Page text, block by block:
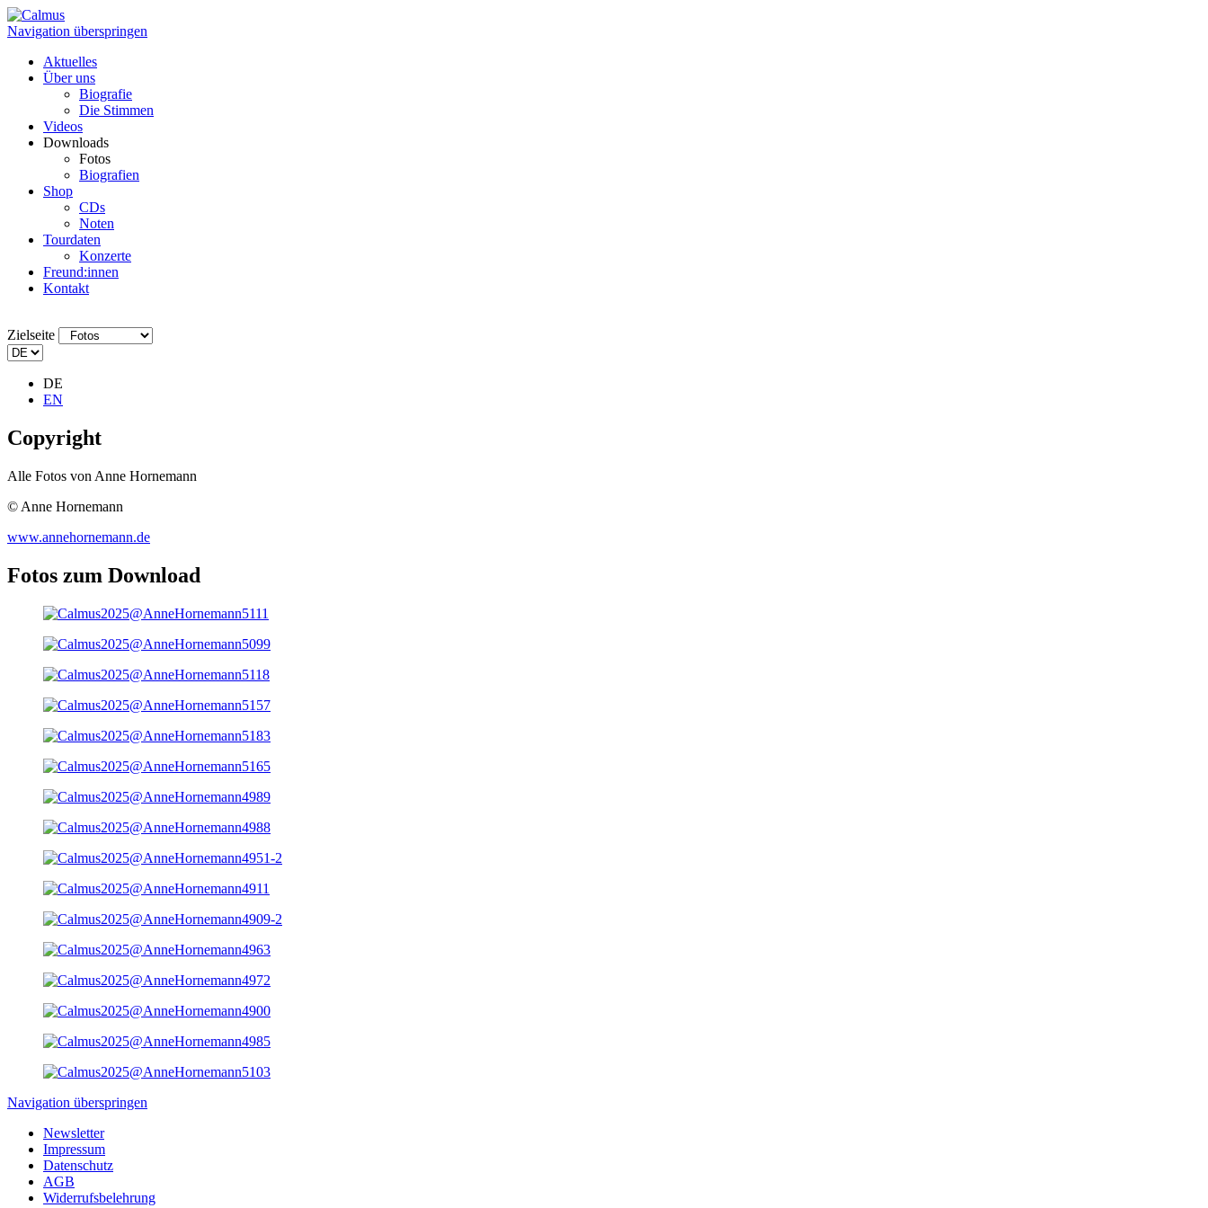
Navigation überspringen
Aktuelles
Über uns
Biografie
Die Stimmen
Videos
Downloads
Fotos
Biografien
Shop
CDs
Noten
Tourdaten
Konzerte
Freund:innen
Kontakt
Zielseite
DE
EN
Copyright
Alle Fotos von Anne Hornemann
© Anne Hornemann
www.annehornemann.de
Fotos zum Download
Navigation überspringen
Newsletter
Impressum
Datenschutz
AGB
Widerrufsbelehrung